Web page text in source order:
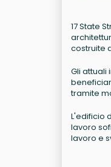
17 State
costruite
Gli attuali
tramite
L'edificio
lavoro
lavoro e